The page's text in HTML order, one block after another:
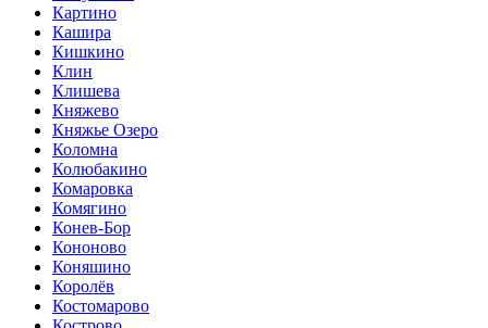
Картино
Кашира
Кишкино
Клин
Клишева
Княжево
Княжье Озеро
Коломна
Колюбакино
Комаровка
Комягино
Конев-Бор
Кононово
Коняшино
Королёв
Костомарово